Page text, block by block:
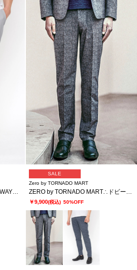
ZERO by TORNADO MART∴2WAYストレッチサッカーイージースラックス
SALE
Zero by TORNADO MART
ZERO by TORNADO MART∴ドビープリント2WAYストレッチイージースラックス
￥9,900(税込) 50%OFF